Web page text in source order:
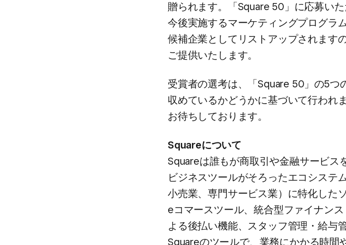
贈られます。​「Square 50」に​応募い
今後実施する​マーケティングプログラ
候補企業と​して​リストアップされます
ご提供いたします。
受賞者の​選考は、​「Square 50」の​5つ
収めているか​どうかに​基づいて​行われ
お待ちしております。
Squareに​ついて
Squareは​誰もが​商取引や​金融サービス
ビジネスツールが​そろった​エコシステ
小売業、​専門サービス業）に​特化した​
eコマースツール、​統合型ファイナン
よる​後​払い​機能、​スタッフ管理・給与
Squareの​ツールで、​業務に​かかる​時間